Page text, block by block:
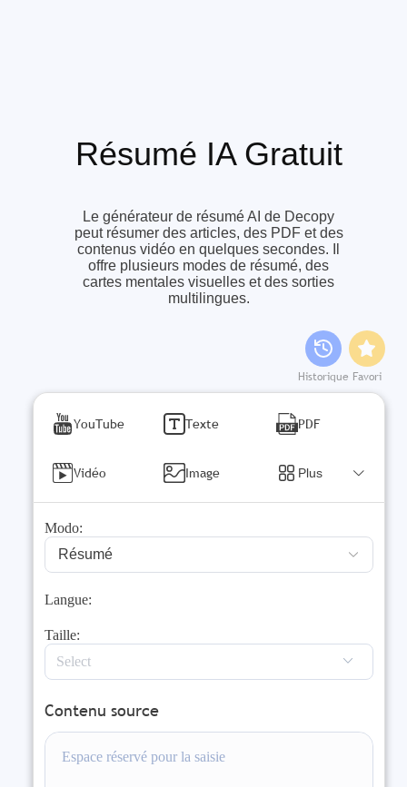
Résumé IA Gratuit
Le générateur de résumé AI de Decopy
peut résumer des articles, des PDF et des
contenus vidéo en quelques secondes. Il
offre plusieurs modes de résumé, des
cartes mentales visuelles et des sorties
multilingues.
Historique Favori
YouTube Texte PDF
Vidéo Image Plus
Modo:
Résumé
Langue:
Taille:
Contenu source